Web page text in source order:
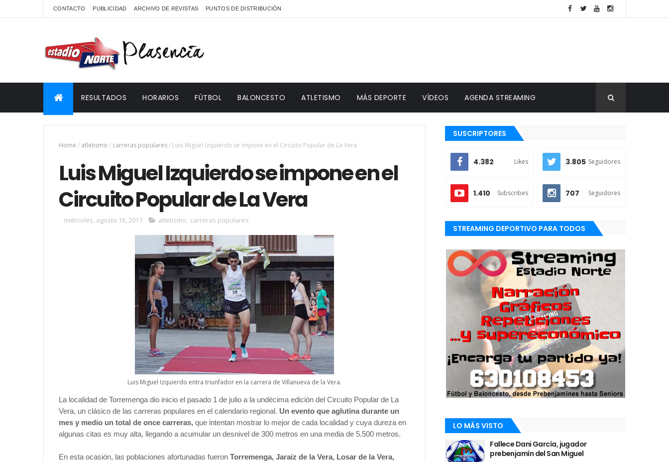
CONTACTO PUBLICIDAD ARCHIVO DE REVISTAS PUNTOS DE DISTRIBUCIÓN
RESULTADOS HORARIOS FÚTBOL BALONCESTO ATLETISMO MÁS DEPORTE VÍDEOS AGENDA STREAMING
Home / atletismo / carreras populares/ Luis Miguel Izquierdo se impone en el Circuito Popular de La Vera
Luis Miguel Izquierdo se impone en el
Circuito Popular de La Vera
miércoles, agosto 16, 2017 atletismo, carreras populares
Luis Miguel Izquierdo entra triunfador en la carrera de Villanueva de la Vera.
La localidad de Torremenga dio inicio el pasado 1 de julio a la undécima edición del Circuito Popular de La
Vera, un clásico de las carreras populares en el calendario regional. Un evento que aglutina durante un
mes y medio un total de once carreras, que intentan mostrar lo mejor de cada localidad y cuya dureza en
algunas citas es muy alta, llegando a acumular un desnivel de 300 metros en una media de 5.500 metros.
En esta ocasión, las poblaciones afortunadas fueron Torremenga, Jaraiz de la Vera, Losar de la Vera,
SUSCRIPTORES
4.382 Likes 3.805 Seguidores
1.410 Subscribes 707 Seguidores
STREAMING DEPORTIVO PARA TODOS
LO MÁS VISTO
Fallece Dani García, jugador
prebenjamín del San Miguel